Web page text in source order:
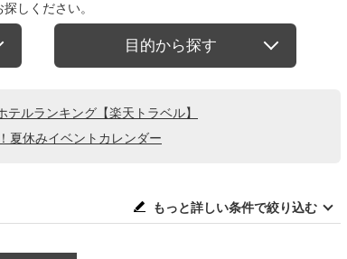
しください。
目的から探す
ルランキング【楽天トラベル】
夏休みイベントカレンダー
もっと詳しい条件で絞り込む